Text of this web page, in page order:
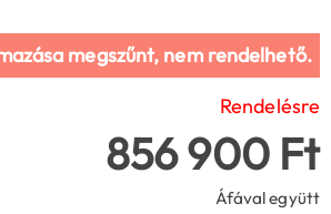
megszűnt, nem rendelhető.
Rendelésre
856 900 Ft
Áfával együtt